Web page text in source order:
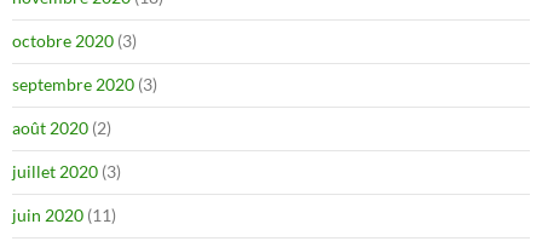
octobre 2020 (3)
septembre 2020 (3)
août 2020 (2)
juillet 2020 (3)
juin 2020 (11)